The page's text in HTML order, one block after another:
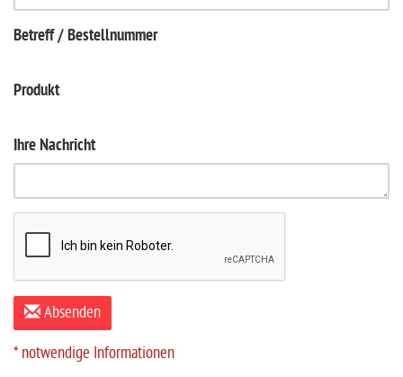
Betreff / Bestellnummer
Produkt
Ihre Nachricht
Absenden
* notwendige Informationen